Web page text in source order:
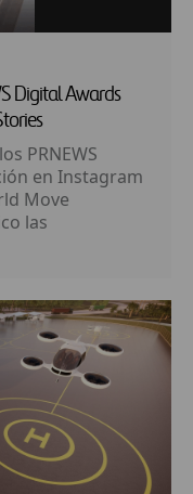
Digital Awards
PRNEWS
en Instagram
Move
las